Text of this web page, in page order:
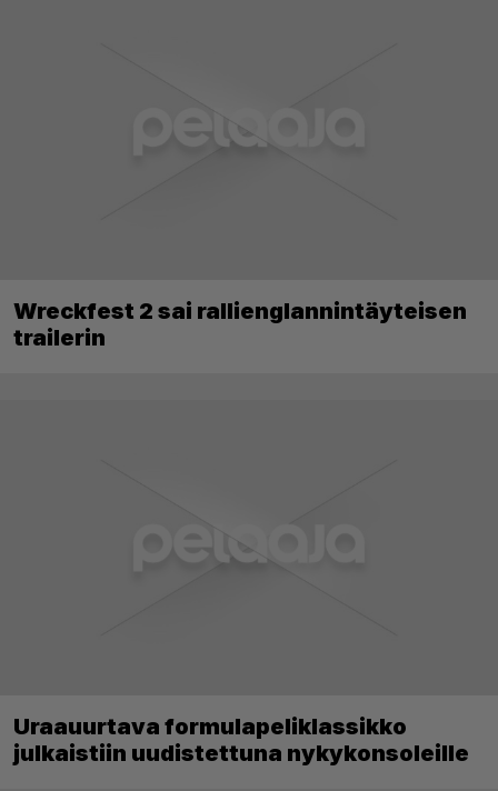
Wreckfest 2 sai rallienglannintäyteisen
trailerin
Uraauurtava formulapeliklassikko
julkaistiin uudistettuna nykykonsoleille